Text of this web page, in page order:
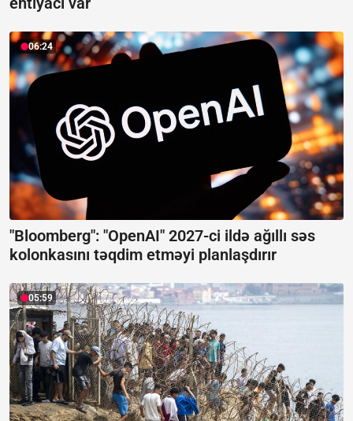
06:24
"Bloomberg": "OpenAI" 2027-ci ildə ağıllı səs
kolonkasını təqdim etməyi planlaşdırır
05:59